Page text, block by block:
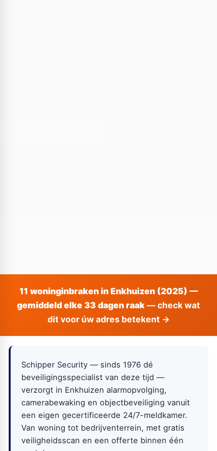
11 woninginbraken in Enkhuizen (2025) —
gemiddeld elke 33 dagen raak— check wat
dit voor úw adres betekent →
Schipper Security — sinds 1976 dé
beveiligingsspecialist van deze tijd —
verzorgt in Enkhuizen alarmopvolging,
camerabewaking en objectbeveiliging vanuit
een eigen gecertificeerde 24/7-meldkamer.
Van woning tot bedrijventerrein, met gratis
veiligheidsscan en een offerte binnen één